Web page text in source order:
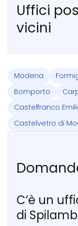
Uffici
vicini
Modena
Bomporto
Castelfranco
Castelvetro di
C’è un
di